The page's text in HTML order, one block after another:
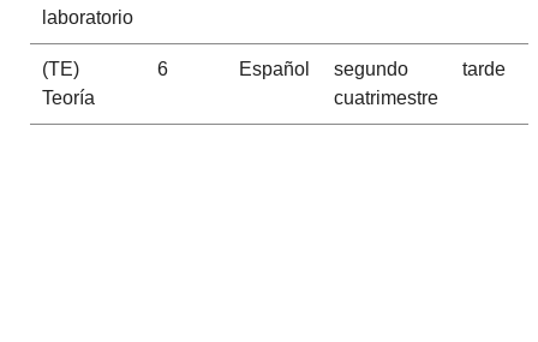
laboratorio
(TE)
Teoría
6 Español
segundo
cuatrimestre
tarde